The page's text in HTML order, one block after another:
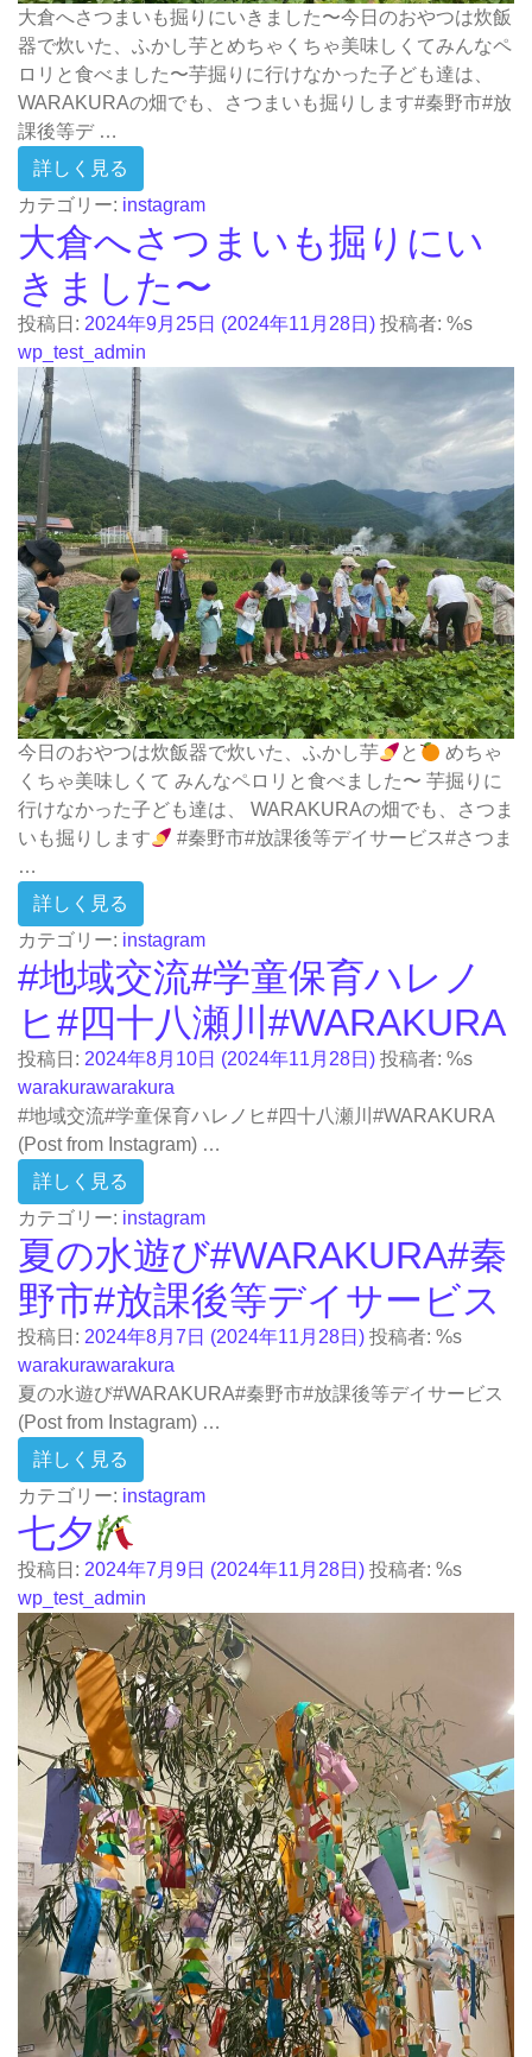
大倉へさつまいも掘りにいきました〜今日のおやつは炊飯
器で炊いた、ふかし芋とめちゃくちゃ美味しくてみんなペ
ロリと食べました〜芋掘りに行けなかった子ども達は、
WARAKURAの畑でも、さつまいも掘りします#秦野市#放
課後等デ …
詳しく見る
カテゴリー: instagram
大倉へさつまいも掘りにい
きました〜
投稿日: 2024年9月25日 (2024年11月28日) 投稿者: %s
wp_test_admin
今日のおやつは炊飯器で炊いた、ふかし芋 と
めちゃ
くちゃ美味しくて みんなペロリと食べました〜 芋掘りに
行けなかった子ども達は、 WARAKURAの畑でも、さつま
いも掘りします
#秦野市#放課後等デイサービス#さつま
…
詳しく見る
カテゴリー: instagram
#地域交流#学童保育ハレノ
ヒ#四十八瀬川#WARAKURA
投稿日: 2024年8月10日 (2024年11月28日) 投稿者: %s
warakurawarakura
#地域交流#学童保育ハレノヒ#四十八瀬川#WARAKURA
(Post from Instagram) …
詳しく見る
カテゴリー: instagram
夏の水遊び#WARAKURA#秦
野市#放課後等デイサービス
投稿日: 2024年8月7日 (2024年11月28日) 投稿者: %s
warakurawarakura
夏の水遊び#WARAKURA#秦野市#放課後等デイサービス
(Post from Instagram) …
詳しく見る
カテゴリー: instagram
七夕
投稿日: 2024年7月9日 (2024年11月28日) 投稿者: %s
wp_test_admin